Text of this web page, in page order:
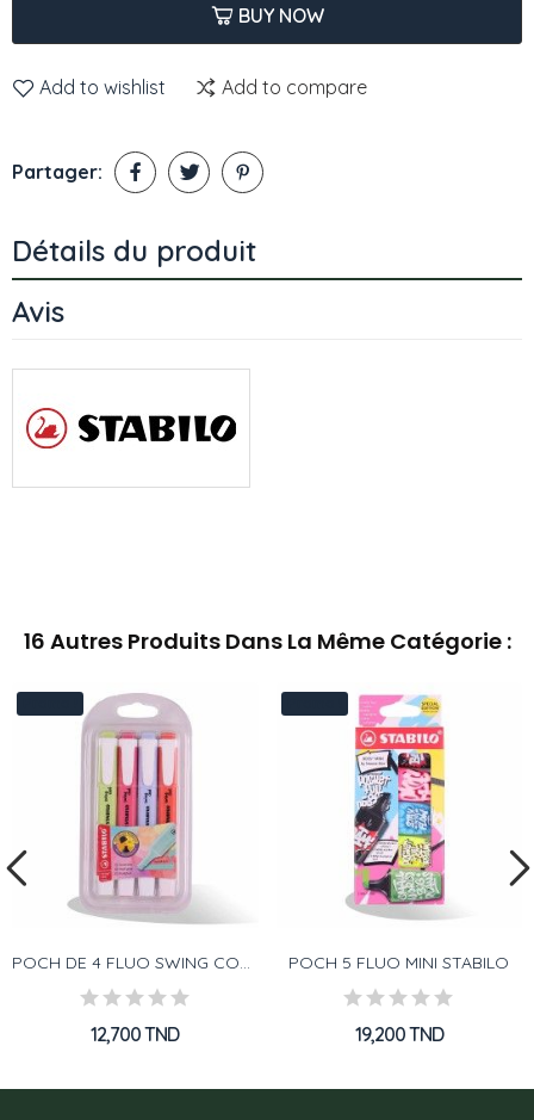
BUY NOW
Add to wishlist Add to compare
Partager:
Détails du produit
Avis
16 Autres Produits Dans La Même Catégorie :
POCH DE 4 FLUO SWING COOL PASTEL STABILO
12,700 TND
POCH 5 FLUO MINI STABILO
19,200 TND